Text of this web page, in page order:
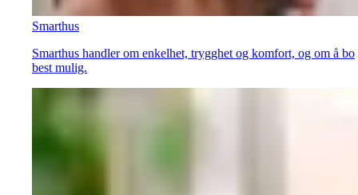
Smarthus
Smarthus handler om enkelhet, trygghet og komfort, og om å bo
best mulig.